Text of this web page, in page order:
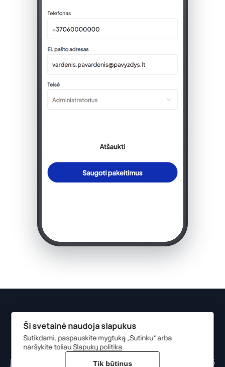
Duomenys apie įstaigą kaupiami ir saugomi Juridinių
asmenų registre.
Įstaigos kodas: 188602370 | Adresas: A. Jakšto g. 4, 01105
Ši svetainė naudoja slapukus
Sutikdami, paspauskite mygtuką „Sutinku“ arba
naršykite toliauSlapukų politika.
Tik būtinus